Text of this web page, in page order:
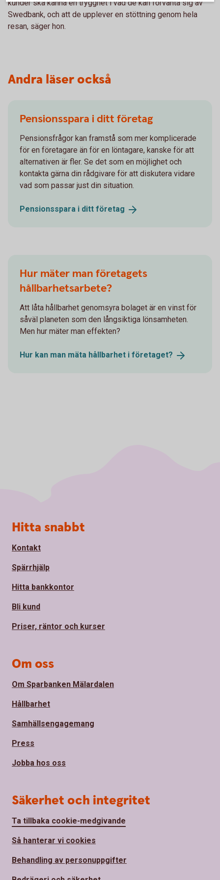
kunder ska känna en trygghet i vad de kan förvänta sig av
Swedbank, och att de upplever en stöttning genom hela
resan, säger hon.
Andra läser också
Pensionsspara i ditt företag
Pensionsfrågor kan framstå som mer komplicerade
för en företagare än för en löntagare, kanske för att
alternativen är fler. Se det som en möjlighet och
kontakta gärna din rådgivare för att diskutera vidare
vad som passar just din situation.
Pensionsspara i ditt företag
Hur mäter man företagets
hållbarhetsarbete?
Att låta hållbarhet genomsyra bolaget är en vinst för
såväl planeten som den långsiktiga lönsamheten.
Men hur mäter man effekten?
Hur kan man mäta hållbarhet i företaget?
Sidfot
Hitta snabbt
Kontakt
Spärrhjälp
Hitta bankkontor
Bli kund
Priser, räntor och kurser
Om oss
Om Sparbanken Mälardalen
Hållbarhet
Samhällsengagemang
Press
Jobba hos oss
Säkerhet och integritet
Ta tillbaka cookie-medgivande
Så hanterar vi cookies
Behandling av personuppgifter